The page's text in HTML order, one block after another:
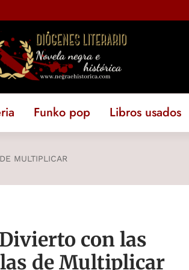
Funko pop Libros usados
MULTIPLICAR
con las
de Multiplicar